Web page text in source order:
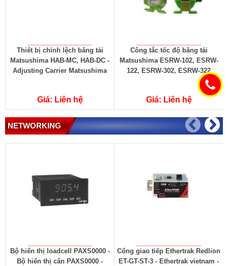
Thiết bị chỉnh lệch băng tải
Matsushima HAB-MC, HAB-DC -
Adjusting Carrier Matsushima
Giá: Liên hệ
Công tắc tốc độ băng tải
Matsushima ESRW-102, ESRW-
122, ESRW-302, ESRW-322
Giá: Liên hệ
NETWORKING
Bộ hiển thị loadcell PAXS0000 -
Bộ hiển thị cân PAXS0000 -
Cổng giao tiếp Ethertrak Redlion
ET-GT-ST-3 - Ethertrak vietnam -